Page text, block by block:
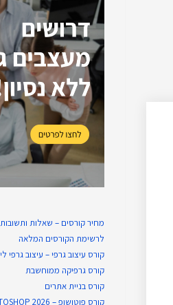
מחיר קורסים – שאלות ותשובות
לרשימת הקורסים המלאה
קורס עיצוב גרפי – עיצוב גרפי
קורס גרפיקה ממוחשבת
קורס בניית​ אתרים
קורס פוטושופ – ADOBE PHOTOSHOP 2026